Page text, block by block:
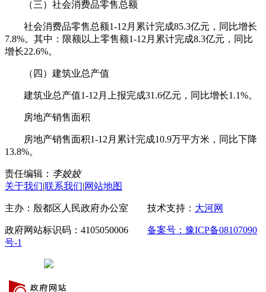
（三）社会消费品零售总额
社会消费品零售总额1-12月累计完成85.3亿元，同比增长
7.8%。其中：限额以上零售额1-12月累计完成8.3亿元，同比
增长22.6%。
（四）建筑业总产值
建筑业总产值1-12月上报完成31.6亿元，同比增长1.1%。
房地产销售面积
房地产销售面积1-12月累计完成10.9万平方米，同比下降
13.8%。
责任编辑： 李姣姣
关于我们|联系我们|网站地图
主办：殷都区人民政府办公室 技术支持： 大河网
政府网站标识码：4105050006 备案号：豫ICP备08107090
号-1